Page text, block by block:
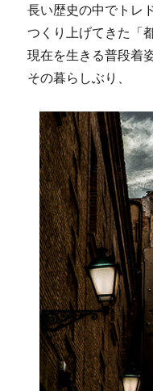
長い歴史の中でトレ
つくり上げてきた「
現在を生きる普段着
その暮らしぶり、